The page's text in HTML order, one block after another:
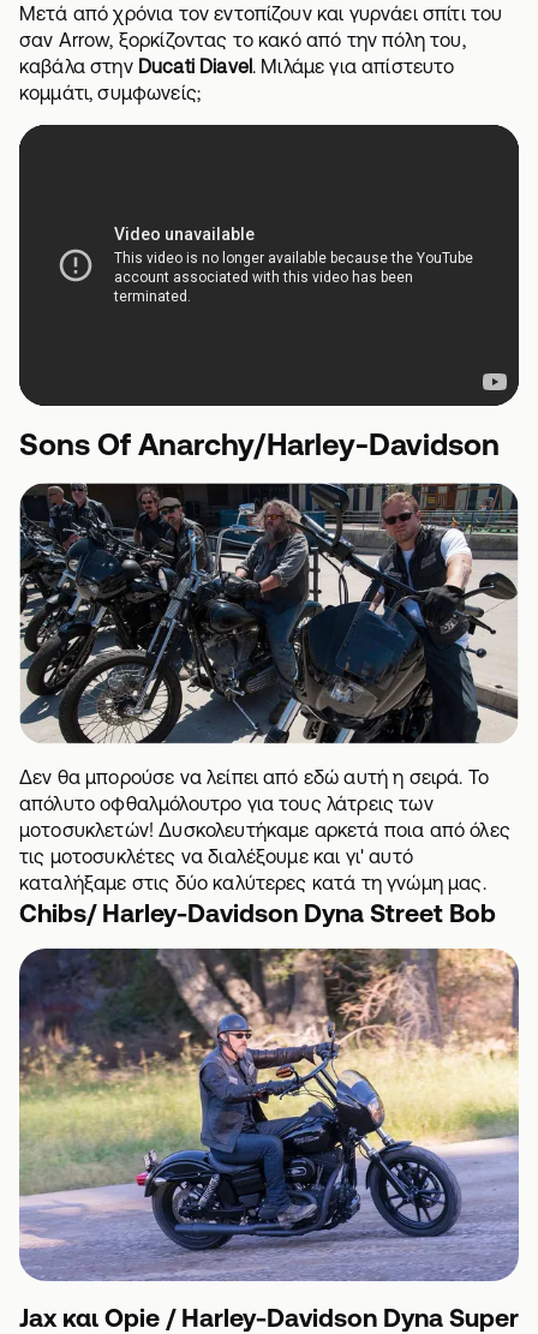
Μετά από χρόνια τον εντοπίζουν και γυρνάει σπίτι του
σαν Arrow, ξορκίζοντας το κακό από την πόλη του,
καβάλα στην Ducati Diavel . Μιλάμε για απίστευτο
κομμάτι, συμφωνείς;
Sons Of Anarchy/Harley-Davidson
Δεν θα μπορούσε να λείπει από εδώ αυτή η σειρά. Το
απόλυτο οφθαλμόλουτρο για τους λάτρεις των
μοτοσυκλετών! Δυσκολευτήκαμε αρκετά ποια από όλες
τις μοτοσυκλέτες να διαλέξουμε και γι' αυτό
καταλήξαμε στις δύο καλύτερες κατά τη γνώμη μας.
Chibs/ Harley-Davidson Dyna Street Bob
Jax και Opie / Harley-Davidson Dyna Super